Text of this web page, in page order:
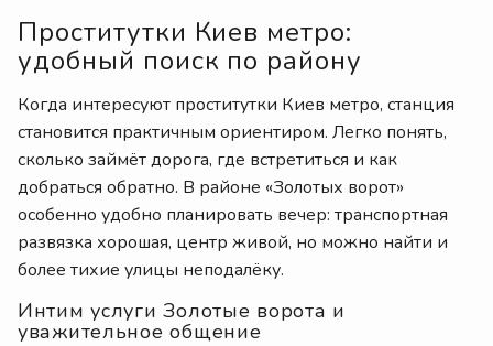
Проститутки Киев метро:
удобный поиск по району
Когда интересуют проститутки Киев метро, станция
становится практичным ориентиром. Легко понять,
сколько займёт дорога, где встретиться и как
добраться обратно. В районе «Золотых ворот»
особенно удобно планировать вечер: транспортная
развязка хорошая, центр живой, но можно найти и
более тихие улицы неподалёку.
Интим услуги Золотые ворота и
уважительное общение